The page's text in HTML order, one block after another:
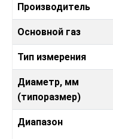
Производитель
Основной газ
Тип измерения
Диаметр, мм
(типоразмер)
Диапазон